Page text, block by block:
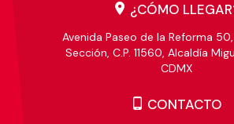
¿CÓMO
Avenida Paseo de la Reforma
Sección, C.P. 11560, Alcaldía
CDMX
CONTACTO